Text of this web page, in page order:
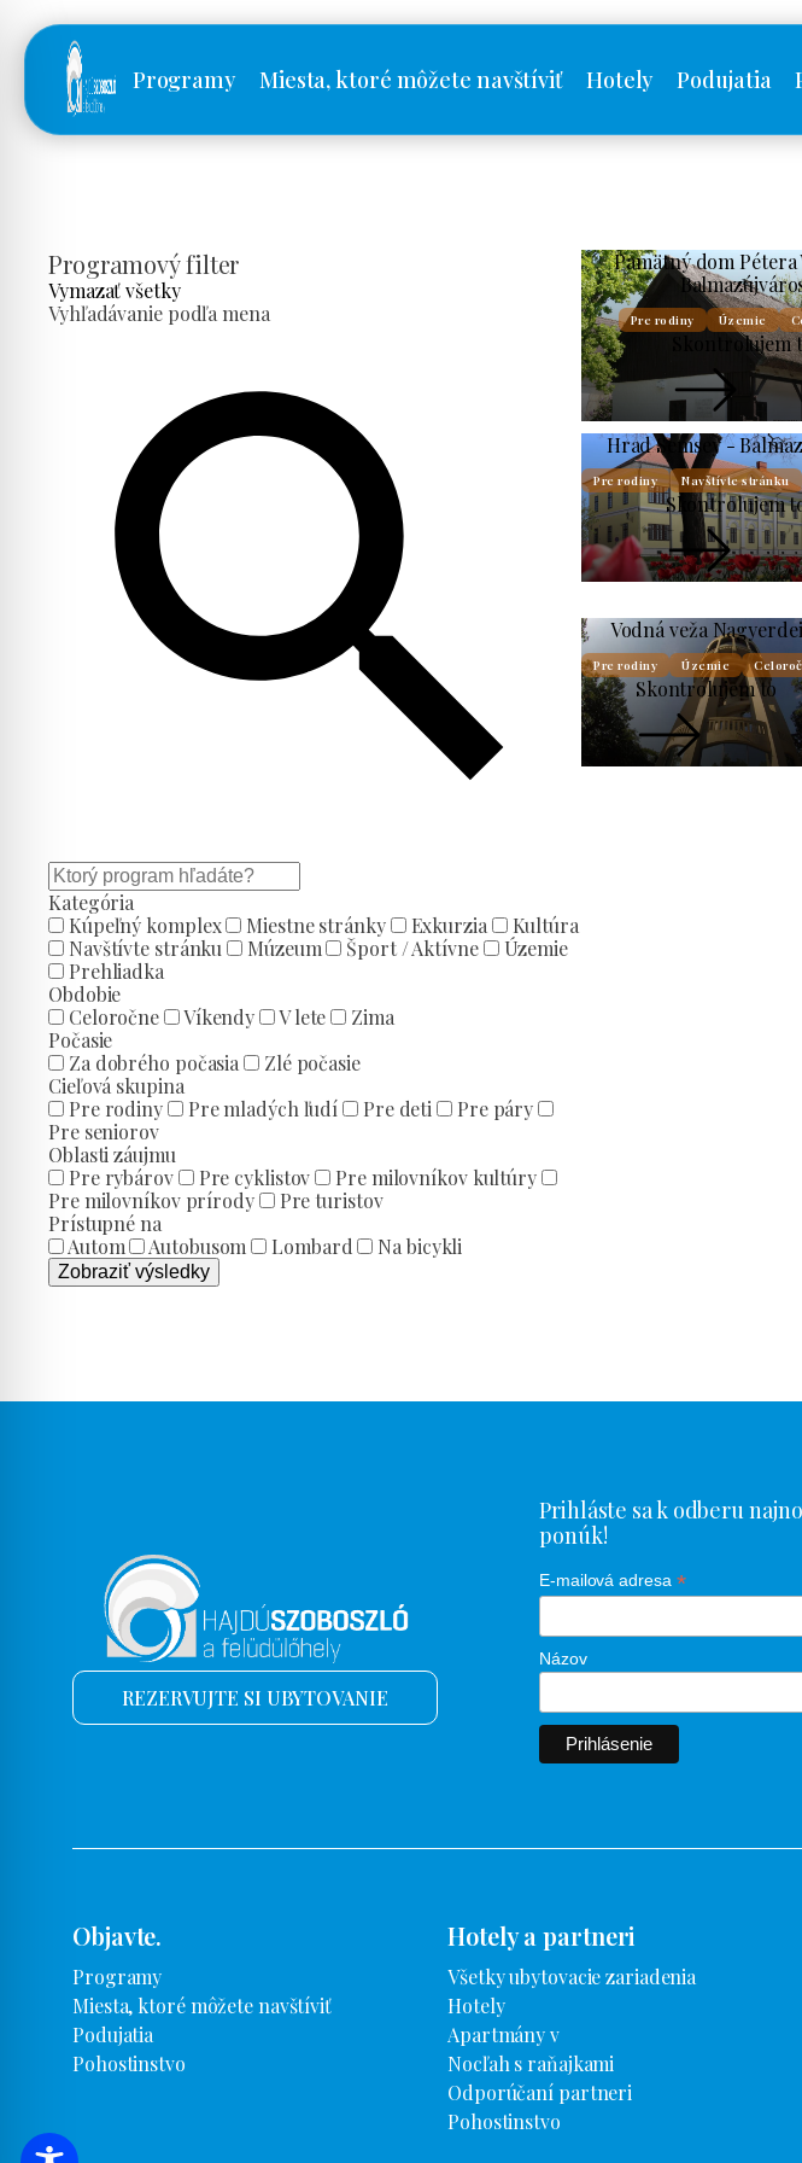
Programy Miesta, ktoré môžete navštíviť Hotely Podujatia
Programový filter
Vymazať všetky
Vyhľadávanie podľa mena
Kategória
Kúpeľný komplex
Miestne stránky Exkurzia
Kultúra
Navštívte stránku
Múzeum Šport / Aktívne
Územie
Prehliadka
Obdobie
Celoročne
Víkendy V lete
Zima
Počasie
Za dobrého počasia
Zlé počasie
Cieľová skupina
Pre rodiny
Pre mladých ľudí Pre deti
Pre páry
Pre seniorov
Oblasti záujmu
Pre rybárov
Pre cyklistov
Pre milovníkov kultúry
Pre milovníkov prírody
Pre turistov
Prístupné na
Autom
Autobusom Lombard Na bicykli
Zobraziť výsledky
Pamätný dom Pétera
Pre rodiny Územie
Skontrolujem
Hrad Semsey -
Pre rodiny Navštívte stránku
Skontrolujem
Vodná veža Nagyerdei
Pre rodiny Územie
Skontrolujem to
REZERVUJTE SI UBYTOVANIE
Prihláste sa k odberu
ponúk!
E-mailová adresa *
Názov
Objavte.
Programy
Miesta, ktoré môžete navštíviť
Podujatia
Pohostinstvo
Hotely a partneri
Všetky ubytovacie zariadenia
Hotely
Apartmány v
Nocľah s raňajkami
Odporúčaní partneri
Pohostinstvo